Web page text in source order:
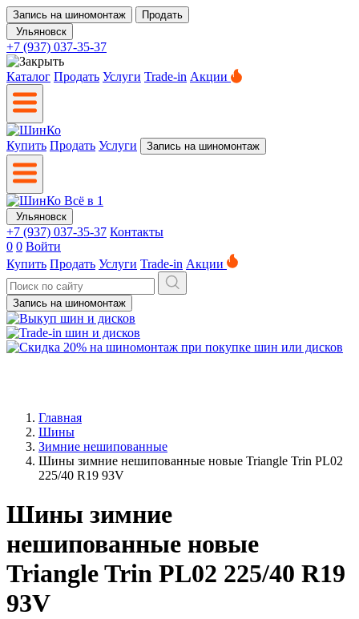
Запись на шиномонтаж
Продать
Ульяновск
+7 (937) 037-35-37
Каталог Продать Услуги Trade-in Акции
Купить Продать Услуги Запись на шиномонтаж
Ульяновск
+7 (937) 037-35-37 Контакты
0 0 Войти
Купить Продать Услуги Trade-in Акции
Запись на шиномонтаж
Главная
Шины
Зимние нешипованные
Шины зимние нешипованные новые Triangle Trin PL02
225/40 R19 93V
Шины зимние
нешипованные новые
Triangle Trin PL02 225/40 R19
93V